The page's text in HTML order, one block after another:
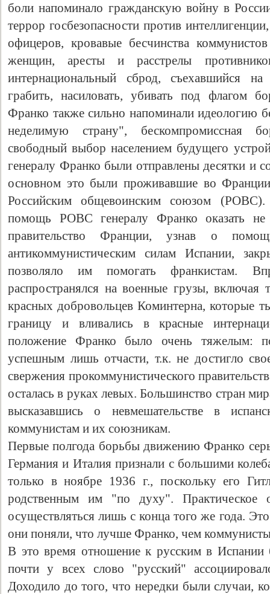
боли напоминало гражданскую войну в
террор госбезопасности против
офицеров, кровавые бесчинства
женщин, аресты и расстрелы
интернациональный сброд, съехавшийся
грабить, насиловать, убивать под флагом
Франко также сильно напоминали идеологию
неделимую страну", бескомпромиссная
свободный выбор населением будущего
генералу Франко были отправлены десятки и
основном это были проживавшие во Франции
Российским общевоинским союзом
помощь РОВС генералу Франко оказать не
правительство Франции, узнав о
антикоммунистическим силам Испании,
позволяло им помогать франкистам.
распространялся на военные грузы,
красных добровольцев Коминтерна, которые
границу и вливались в красные
положение Франко было очень тяжелым:
успешным лишь отчасти, т.к. не достигло
свержения прокоммунистического
осталась в руках левых. Большинство стран
высказавшись о невмешательстве в
коммунистам и их союзникам.
Первые полгода борьбы движению Франко
Германия и Италия признали с большими
только в ноябре 1936 г., поскольку его
родственным им "по духу". Практическое
осуществляться лишь с конца того же года.
они поняли, что лучше Франко, чем
В это время отношение к русским в Испании
почти у всех слово "русский"
Доходило до того, что нередки были случаи,